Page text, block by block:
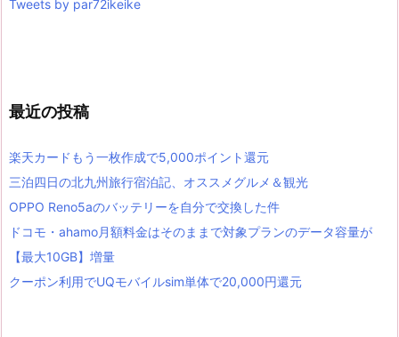
Tweets by par72ikeike
最近の投稿
楽天カードもう一枚作成で5,000ポイント還元
三泊四日の北九州旅行宿泊記、オススメグルメ＆観光
OPPO Reno5aのバッテリーを自分で交換した件
ドコモ・ahamo月額料金はそのままで対象プランのデータ容量が
【最大10GB】増量
クーポン利用でUQモバイルsim単体で20,000円還元